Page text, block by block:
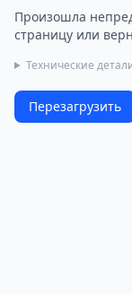
Произошла
страницу или
Технические
Перезагрузить